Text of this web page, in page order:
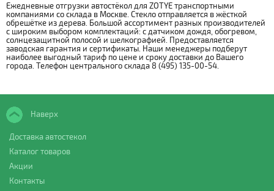
Ежедневные отгрузки автостёкол для ZOTYE транспортными
компаниями со склада в Москве. Стекло отправляется в жёсткой
обрешётке из дерева. Большой ассортимент разных производителей
с широким выбором комплектаций: с датчиком дождя, обогревом,
солнцезащитной полосой и шелкографией. Предоставляется
заводская гарантия и сертификаты. Наши менеджеры подберут
наиболее выгодный тариф по цене и сроку доставки до Вашего
города. Телефон центрального склада 8 (495) 135-00-54.
Наверх
Доставка автостекол
Каталог товаров
Акции
Контакты